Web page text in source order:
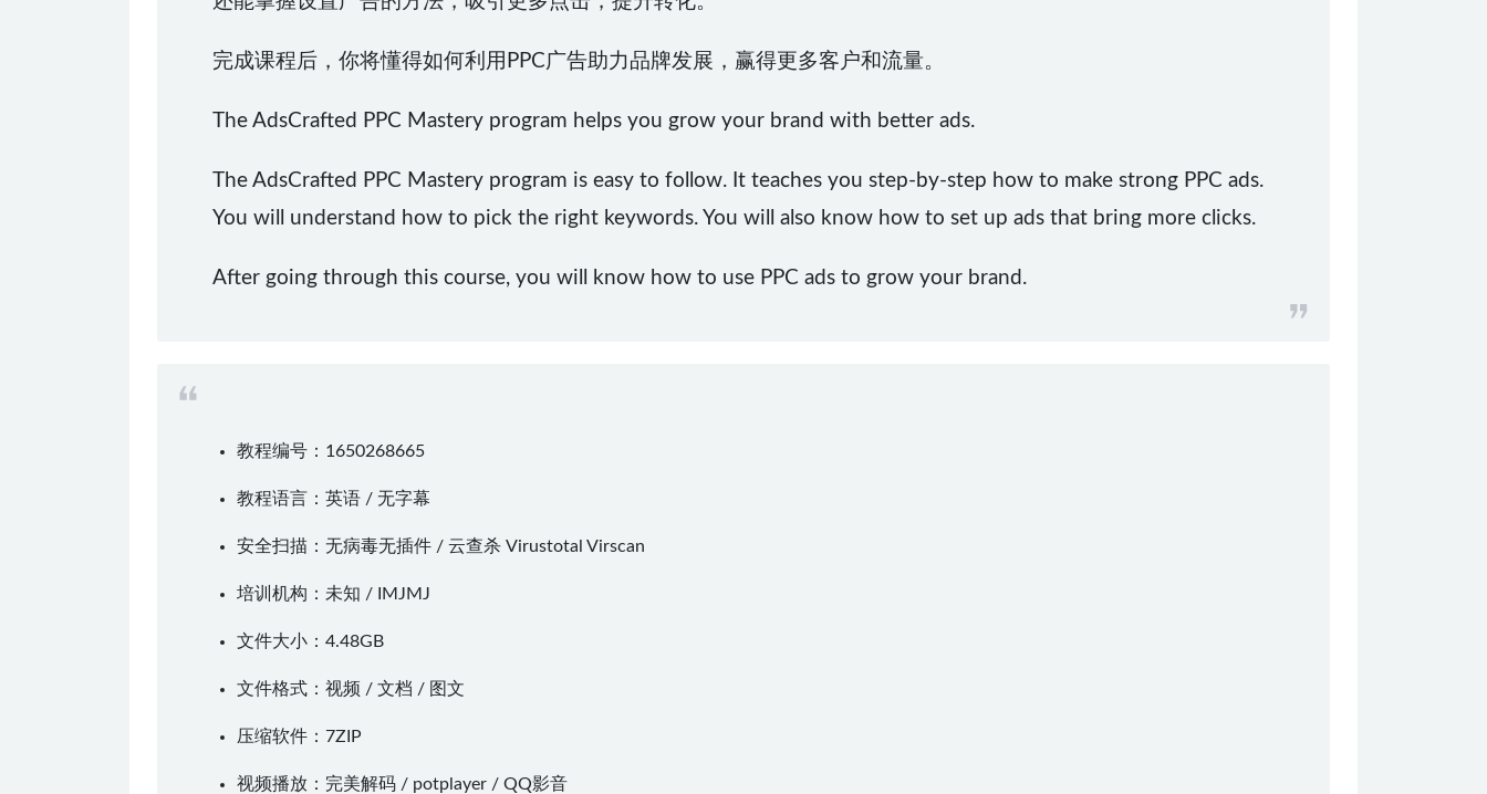
完成课程后，你将懂得如何利用PPC广告助力品牌发展，赢得更多客户和流量。
The AdsCrafted PPC Mastery program helps you grow your brand with better ads.
The AdsCrafted PPC Mastery program is easy to follow. It teaches you step-by-step how to make strong PPC ads.
You will understand how to pick the right keywords. You will also know how to set up ads that bring more clicks.
After going through this course, you will know how to use PPC ads to grow your brand.
教程编号：1650268665
教程语言：英语 / 无字幕
安全扫描：无病毒无插件 / 云查杀 Virustotal Virscan
培训机构：未知 / IMJMJ
文件大小：4.48GB
文件格式：视频 / 文档 / 图文
压缩软件： 7ZIP
视频播放： 完美解码 / potplayer / QQ影音